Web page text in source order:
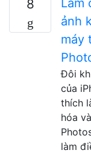
8
ảnh
máy
Đôi
của
thích
hóa
làm